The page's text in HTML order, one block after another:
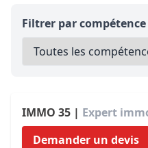
Filtrer par compétence
IMMO 35 | Expert
Demander un devis